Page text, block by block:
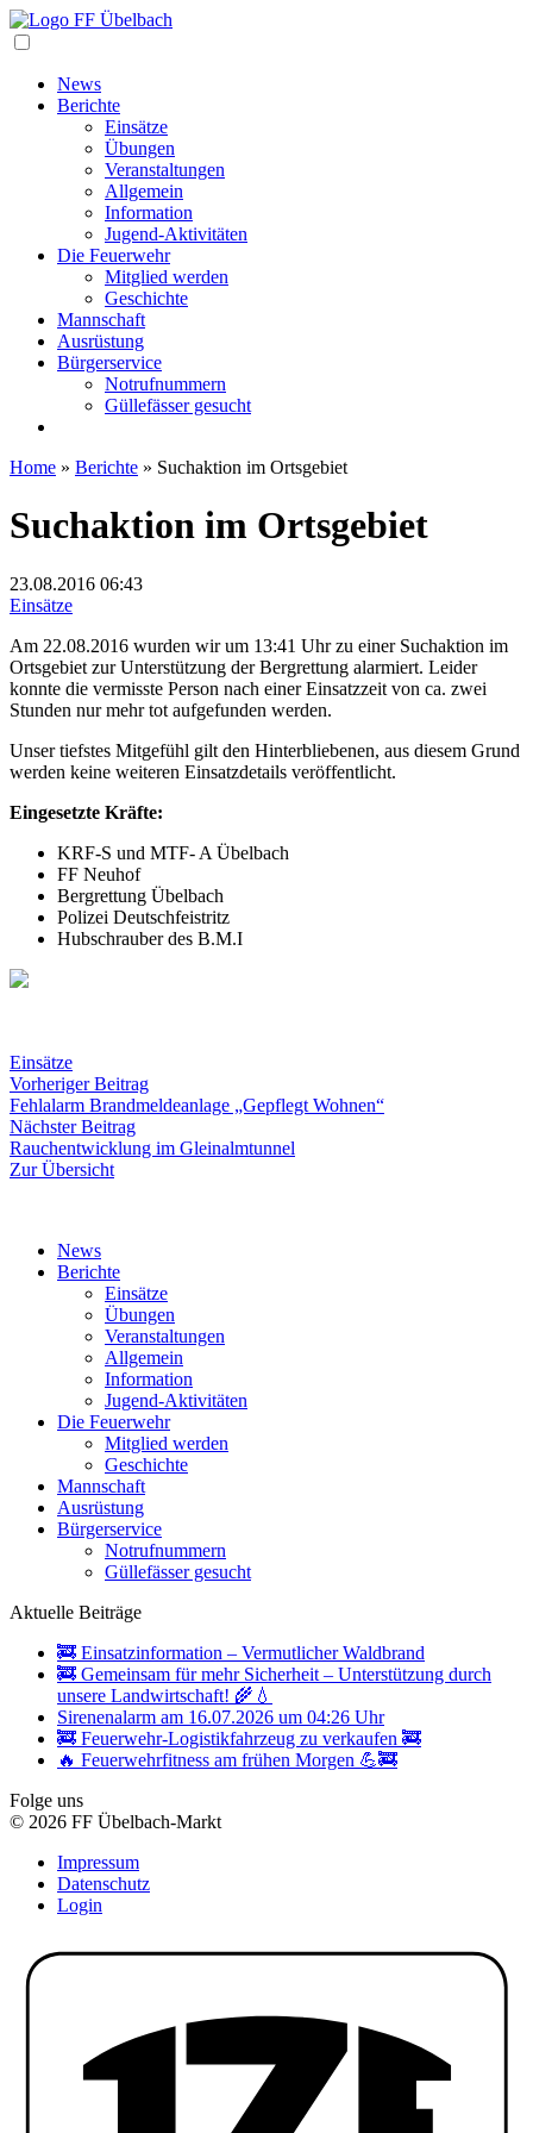
News
Berichte
Einsätze
Übungen
Veranstaltungen
Allgemein
Information
Jugend-Aktivitäten
Die Feuerwehr
Mitglied werden
Geschichte
Mannschaft
Ausrüstung
Bürgerservice
Notrufnummern
Güllefässer gesucht
Home » Berichte » Suchaktion im Ortsgebiet
Suchaktion im Ortsgebiet
23.08.2016 06:43
Einsätze
Am 22.08.2016 wurden wir um 13:41 Uhr zu einer Suchaktion im
Ortsgebiet zur Unterstützung der Bergrettung alarmiert. Leider
konnte die vermisste Person nach einer Einsatzzeit von ca. zwei
Stunden nur mehr tot aufgefunden werden.
Unser tiefstes Mitgefühl gilt den Hinterbliebenen, aus diesem Grund
werden keine weiteren Einsatzdetails veröffentlicht.
Eingesetzte Kräfte:
KRF-S und MTF- A Übelbach
FF Neuhof
Bergrettung Übelbach
Polizei Deutschfeistritz
Hubschrauber des B.M.I
Einsätze
Beitragsnavigation
Vorheriger BeitragVorheriger
Beitrag:
Fehlalarm Brandmeldeanlage „Gepflegt Wohnen“
Nächster BeitragNächster
Beitrag:
Rauchentwicklung im Gleinalmtunnel
Zur Übersicht
News
Berichte
Einsätze
Übungen
Veranstaltungen
Allgemein
Information
Jugend-Aktivitäten
Die Feuerwehr
Mitglied werden
Geschichte
Mannschaft
Ausrüstung
Bürgerservice
Notrufnummern
Güllefässer gesucht
Aktuelle Beiträge
🚒 Einsatzinformation – Vermutlicher Waldbrand
🚒 Gemeinsam für mehr Sicherheit – Unterstützung durch
unsere Landwirtschaft! 🌾💧
Sirenenalarm am 16.07.2026 um 04:26 Uhr
🚒 Feuerwehr-Logistikfahrzeug zu verkaufen 🚒
🔥 Feuerwehrfitness am frühen Morgen 💪🚒
Folge uns
© 2026 FF Übelbach-Markt
Impressum
Datenschutz
Login